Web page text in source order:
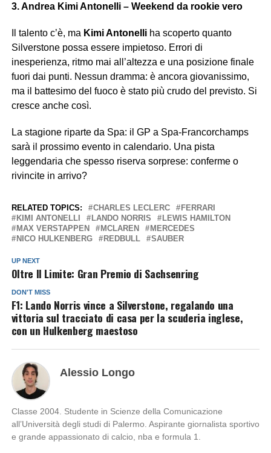
3. Andrea Kimi Antonelli – Weekend da rookie vero
Il talento c’è, ma Kimi Antonelliha scoperto quanto
Silverstone possa essere impietoso. Errori di
inesperienza, ritmo mai all’altezza e una posizione finale
fuori dai punti. Nessun dramma: è ancora giovanissimo,
ma il battesimo del fuoco è stato più crudo del previsto. Si
cresce anche così.
La stagione riparte da Spa: il GP a Spa-Francorchamps
sarà il prossimo evento in calendario. Una pista
leggendaria che spesso riserva sorprese: conferme o
rivincite in arrivo?
RELATED TOPICS: CHARLES LECLERC
FERRARI
KIMI ANTONELLI
LANDO NORRIS
LEWIS HAMILTON
MAX VERSTAPPEN
MCLAREN
MERCEDES
NICO HULKENBERG
REDBULL SAUBER
UP NEXT
Oltre Il Limite: Gran Premio di Sachsenring
DON'T MISS
F1: Lando Norris vince a Silverstone, regalando una
vittoria sul tracciato di casa per la scuderia inglese,
con un Hulkenberg maestoso
Alessio Longo
Classe 2004. Studente in Scienze della Comunicazione
all’Università degli studi di Palermo. Aspirante giornalista sportivo
e grande appassionato di calcio, nba e formula 1.